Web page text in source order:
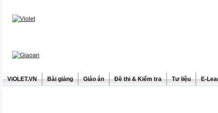
ViOLET.VN Bài giảng Giáo án Đề thi & Kiểm tra Tư liệu E-